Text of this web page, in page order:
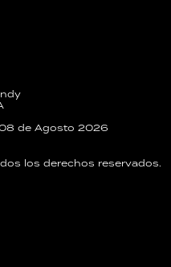
de Agosto 2026
los derechos reservados.